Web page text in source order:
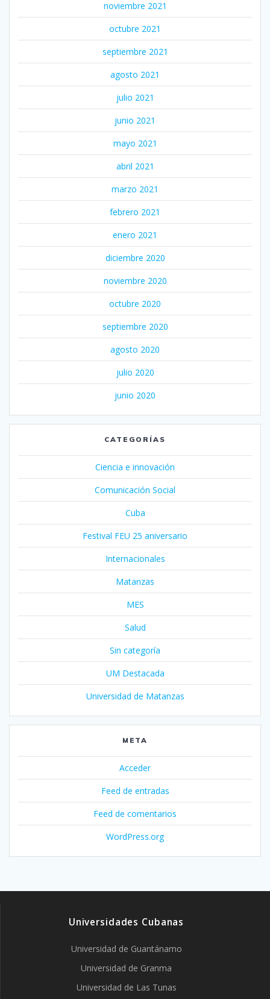
noviembre 2021
octubre 2021
septiembre 2021
agosto 2021
julio 2021
junio 2021
mayo 2021
abril 2021
marzo 2021
febrero 2021
enero 2021
diciembre 2020
noviembre 2020
octubre 2020
septiembre 2020
agosto 2020
julio 2020
junio 2020
CATEGORÍAS
Ciencia e innovación
Comunicación Social
Cuba
Festival FEU 25 aniversario
Internacionales
Matanzas
MES
Salud
Sin categoría
UM Destacada
Universidad de Matanzas
META
Acceder
Feed de entradas
Feed de comentarios
WordPress.org
Universidades Cubanas
Universidad de Guantánamo
Universidad de Granma
Universidad de Las Tunas